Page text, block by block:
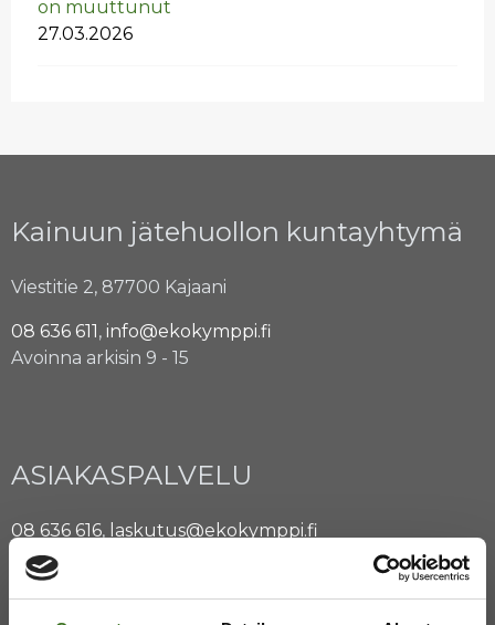
on muut­tu­nut
27.03.2026
Kainuun jätehuollon kuntayhtymä
Viestitie 2, 87700 Kajaani
08 636 611, info@ekokymppi.fi
Avoinna arkisin 9 - 15
ASIAKASPALVELU
08 636 616, laskutus@ekokymppi.fi
Avoinna arkisin 9 - 17